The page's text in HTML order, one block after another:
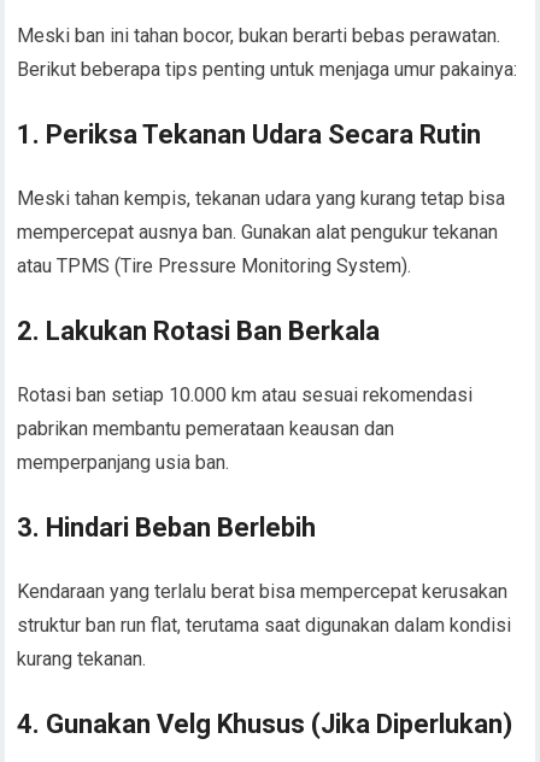
Meski ban ini tahan bocor, bukan berarti bebas perawatan.
Berikut beberapa tips penting untuk menjaga umur pakainya:
1. Periksa Tekanan Udara Secara Rutin
Meski tahan kempis, tekanan udara yang kurang tetap bisa
mempercepat ausnya ban. Gunakan alat pengukur tekanan
atau TPMS (Tire Pressure Monitoring System).
2. Lakukan Rotasi Ban Berkala
Rotasi ban setiap 10.000 km atau sesuai rekomendasi
pabrikan membantu pemerataan keausan dan
memperpanjang usia ban.
3. Hindari Beban Berlebih
Kendaraan yang terlalu berat bisa mempercepat kerusakan
struktur ban run flat, terutama saat digunakan dalam kondisi
kurang tekanan.
4. Gunakan Velg Khusus (Jika Diperlukan)